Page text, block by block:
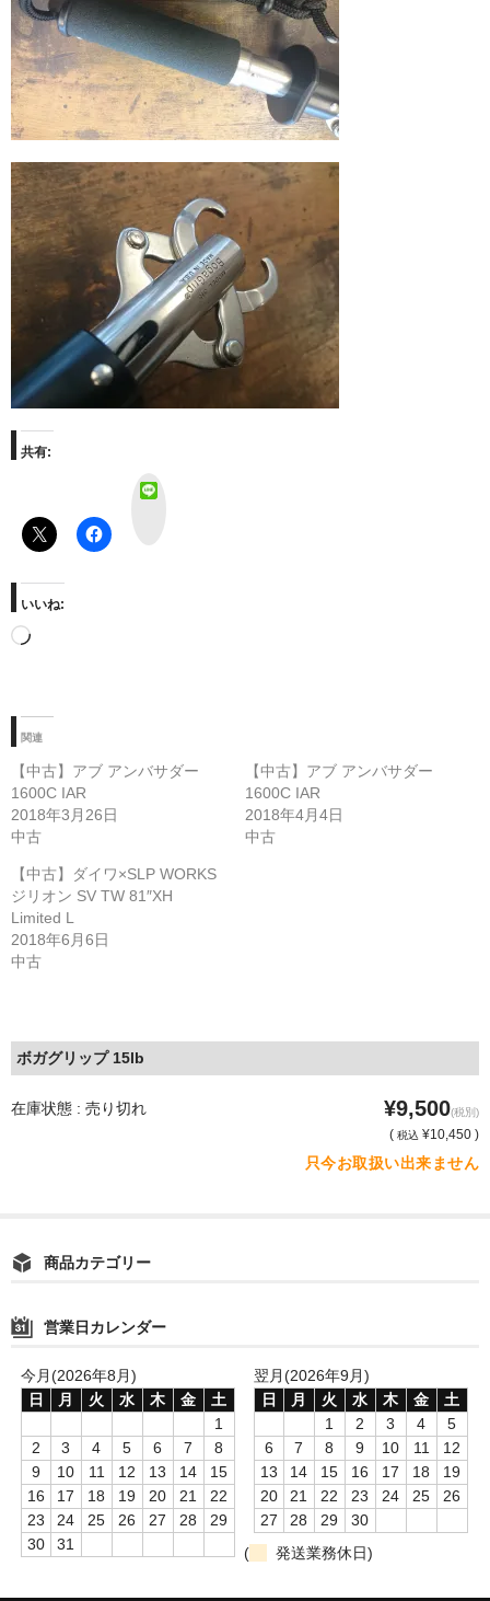
共有:
いいね:
読
関連
【中古】アブ アンバサダー
1600C IAR
2018年3月26日
中古
【中古】アブ アンバサダー
1600C IAR
2018年4月4日
中古
【中古】ダイワ×SLP WORKS
ジリオン SV TW 81″XH
Limited L
2018年6月6日
中古
ボガグリップ 15lb
在庫状態 : 売り切れ ¥9,500(税別)
( 税込 ¥10,450 )
只今お取扱い出来ません
商品カテゴリー
営業日カレンダー
今月(2026年8月)
日
月 火 水 木 金
土
1
2
3 4 5 6 7
8
9
10 11 12 13 14
15
16
17 18 19 20 21
22
23
24 25 26 27 28
29
30
31
翌月(2026年9月)
日
月 火 水 木 金
土
1
2 3 4
5
6
7 8 9 10 11
12
13
14 15 16 17 18
19
20
21 22 23 24 25
26
27
28 29
30
(
発送業務休日)